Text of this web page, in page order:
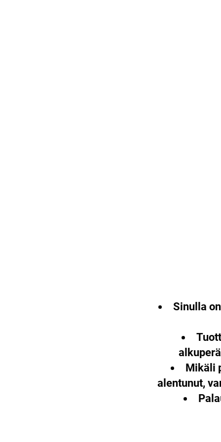
Sinulla
Mikäli
alentunut,